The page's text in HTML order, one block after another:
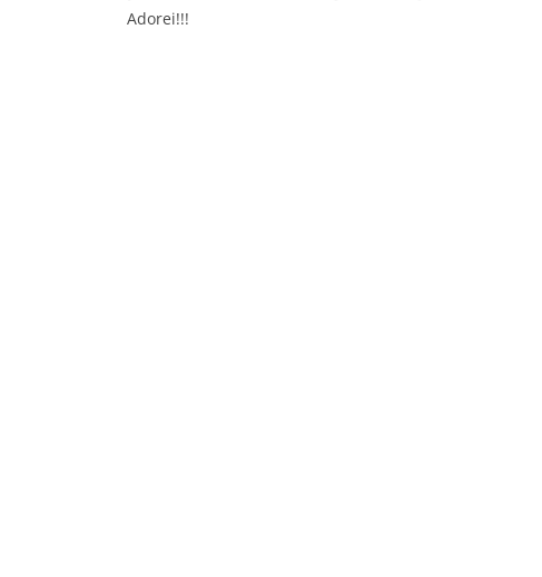
Adorei!!!